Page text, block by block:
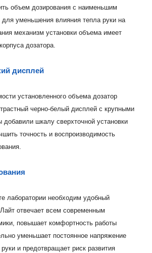
объем дозирования с наименьшим
уменьшения влияния тепла руки на
механизм установки объема имеет
дозатора.
дисплей
установленного объема дозатор
черно-белый дисплей с крупными
шкалу сверхточной установки
точность и воспроизводимость
лаборатории необходим удобный
отвечает всем современным
повышает комфортность работы
уменьшает постоянное напряжение
и предотвращает риск развития